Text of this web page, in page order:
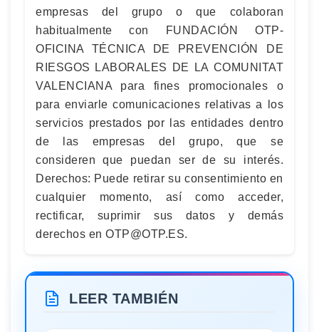
empresas del grupo o que colaboran
habitualmente con FUNDACIÓN OTP-
OFICINA TÉCNICA DE PREVENCIÓN DE
RIESGOS LABORALES DE LA COMUNITAT
VALENCIANA para fines promocionales o
para enviarle comunicaciones relativas a los
servicios prestados por las entidades dentro
de las empresas del grupo, que se
consideren que puedan ser de su interés.
Derechos: Puede retirar su consentimiento en
cualquier momento, así como acceder,
rectificar, suprimir sus datos y demás
derechos en OTP@OTP.ES.
LEER TAMBIÉN